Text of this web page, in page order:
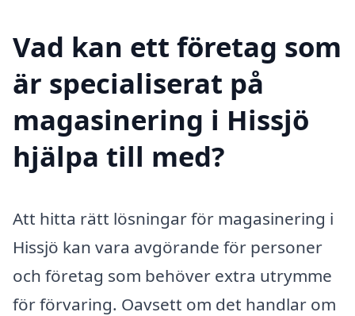
Vad kan ett företag som
är specialiserat på
magasinering i Hissjö
hjälpa till med?
Att hitta rätt lösningar för magasinering i
Hissjö kan vara avgörande för personer
och företag som behöver extra utrymme
för förvaring. Oavsett om det handlar om